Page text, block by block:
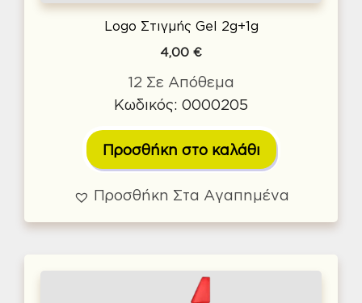
Logo Στιγμής Gel 2g+1g
4,00 €
12 Σε Απόθεμα
Κωδικός: 0000205
Προσθήκη στο καλάθι
Προσθήκη Στα Αγαπημένα